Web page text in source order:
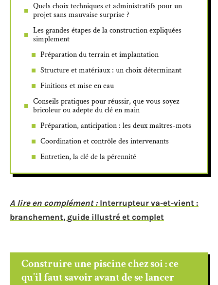
Quels choix techniques et administratifs pour un
projet sans mauvaise surprise ?
Les grandes étapes de la construction expliquées
simplement
Préparation du terrain et implantation
Structure et matériaux : un choix déterminant
Finitions et mise en eau
Conseils pratiques pour réussir, que vous soyez
bricoleur ou adepte du clé en main
Préparation, anticipation : les deux maîtres-mots
Coordination et contrôle des intervenants
Entretien, la clé de la pérennité
A lire en complément : Interrupteur va-et-vient :
branchement, guide illustré et complet
Construire une piscine chez soi : ce
qu’il faut savoir avant de se lancer